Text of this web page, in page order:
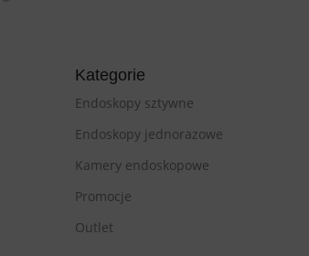
Kategorie
Endoskopy sztywne
Endoskopy jednorazowe
Kamery endoskopowe
Promocje
Outlet